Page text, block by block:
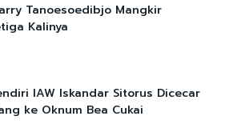
Tanoesoedibjo Mangkir
Kalinya
IAW Iskandar Sitorus Dicecar
ke Oknum Bea Cukai